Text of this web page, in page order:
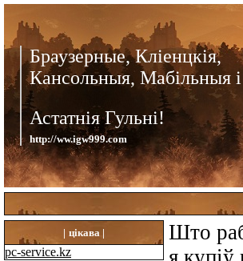
Браузерные, Кліенцкія,
Кансольныя, Мабільныя і
Астатнія Гульні!
http://ww.igw999.com
| цікава |
pc-service.kz
Што